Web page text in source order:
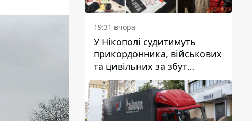
19:31 вчора
У Нікополі судитимуть
прикордонника, військових
та цивільних за збут
психотропів